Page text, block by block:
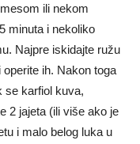
ili nekom
minuta i nekoliko
Najpre iskidajte ružu
ih. Nakon toga
se karfiol kuva,
2 jajeta (ili više ako je
i malo belog luka u